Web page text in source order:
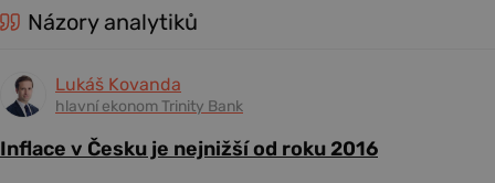
Názory analytiků
Lukáš Kovanda
hlavní ekonom Trinity Bank
Inflace v Česku je nejnižší od roku 2016